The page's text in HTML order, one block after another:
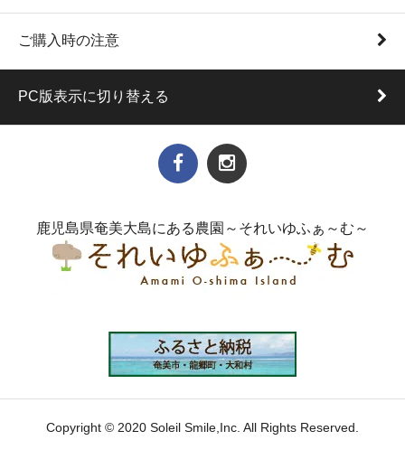
ご購入時の注意
PC版表示に切り替える
鹿児島県奄美大島にある農園～それいゆふぁ～む～
Copyright © 2020 Soleil Smile,Inc. All Rights Reserved.